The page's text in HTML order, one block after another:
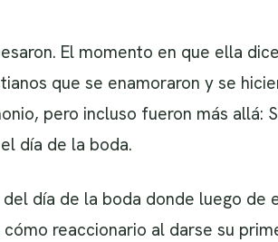
El momento en que ella
que se enamoraron y se
pero incluso fueron más allá:
día de la boda.
día de la boda donde luego de
reaccionario al darse su